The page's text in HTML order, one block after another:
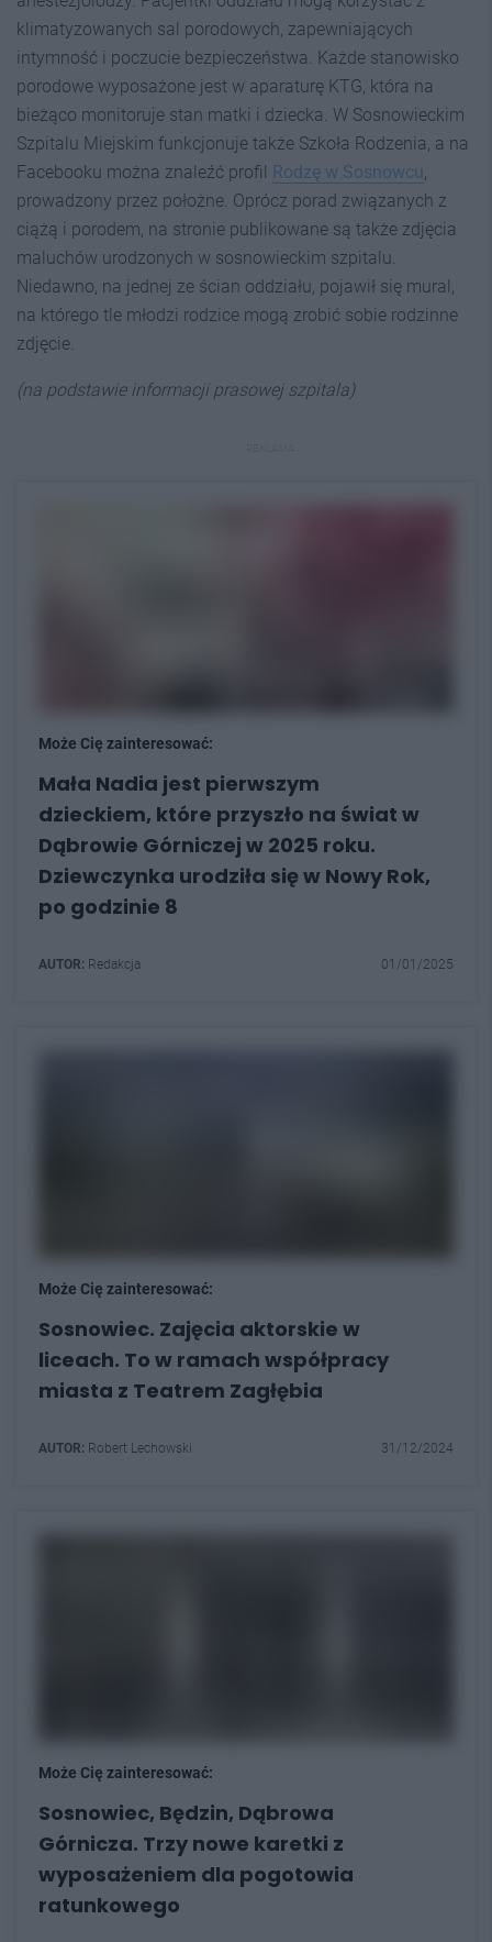
klimatyzowanych sal porodowych, zapewniających
intymność i poczucie bezpieczeństwa. Każde stanowisko
porodowe wyposażone jest w aparaturę KTG, która na
bieżąco monitoruje stan matki i dziecka. W Sosnowieckim
Szpitalu Miejskim funkcjonuje także Szkoła Rodzenia, a na
Facebooku można znaleźć profil
Rodzę w Sosnowcu,
prowadzony przez położne. Oprócz porad związanych z
ciążą i porodem, na stronie publikowane są także zdjęcia
maluchów urodzonych w sosnowieckim szpitalu.
Niedawno, na jednej ze ścian oddziału, pojawił się mural,
na którego tle młodzi rodzice mogą zrobić sobie rodzinne
zdjęcie.
(na podstawie informacji prasowej szpitala)
Może Cię zainteresować:
Mała Nadia jest pierwszym
dzieckiem, które przyszło na świat w
Dąbrowie Górniczej w 2025 roku.
Dziewczynka urodziła się w Nowy Rok,
po godzinie 8
AUTOR: Redakcja 01/01/2025
Może Cię zainteresować:
Sosnowiec. Zajęcia aktorskie w
liceach. To w ramach współpracy
miasta z Teatrem Zagłębia
AUTOR: Robert Lechowski 31/12/2024
Może Cię zainteresować:
Sosnowiec, Będzin, Dąbrowa
Górnicza. Trzy nowe karetki z
wyposażeniem dla pogotowia
ratunkowego